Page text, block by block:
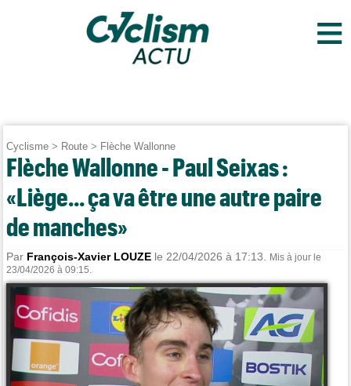
≡
Cyclisme > Route > Flèche Wallonne
Flèche Wallonne - Paul Seixas :
«Liège... ça va être une autre paire
de manches»
Par François-Xavier LOUZE le 22/04/2026 à 17:13.
Mis à jour le
23/04/2026 à 09:15.